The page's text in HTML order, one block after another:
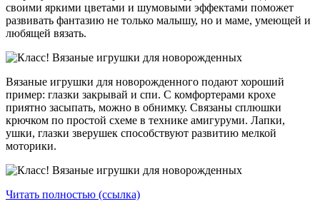
своими яркими цветами и шумовыми эффектами поможет
развивать фантазию не только малышу, но и маме, умеющей и
любящей вязать.
Вязаные игрушки для новорожденного подают хороший
пример: глазки закрывай и спи. С комфортерами крохе
приятно засыпать, можно в обнимку. Связаны сплюшки
крючком по простой схеме в технике амигуруми. Лапки,
ушки, глазки зверушек способствуют развитию мелкой
моторики.
Читать полностью (ссылка)